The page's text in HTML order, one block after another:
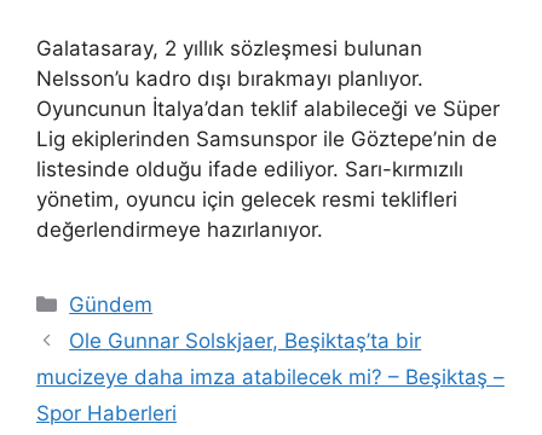
Galatasaray, 2 yıllık sözleşmesi bulunan
Nelsson’u kadro dışı bırakmayı planlıyor.
Oyuncunun İtalya’dan teklif alabileceği ve Süper
Lig ekiplerinden Samsunspor ile Göztepe’nin de
listesinde olduğu ifade ediliyor. Sarı-kırmızılı
yönetim, oyuncu için gelecek resmi teklifleri
değerlendirmeye hazırlanıyor.
Kategoriler
Gündem
Ole Gunnar Solskjaer, Beşiktaş’ta bir
mucizeye daha imza atabilecek mi? – Beşiktaş –
Spor Haberleri